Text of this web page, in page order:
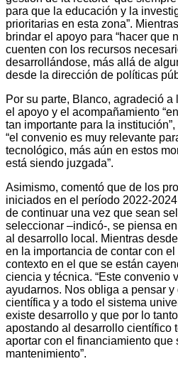
para que la educación y la
prioritarias en esta zona”.
brindar el apoyo para “hacer que
cuenten con los recursos
desarrollándose, más allá de
desde la dirección de políticas
Por su parte, Blanco, agradeció
el apoyo y el acompañamiento
tan importante para la
“el convenio es muy relevante
tecnológico, más aún en estos
está siendo juzgada”.
Asimismo, comentó que de los
iniciados en el período 2022-
de continuar una vez que sean
seleccionar –indicó-, se piensa
al desarrollo local. Mientras
en la importancia de contar con
contexto en el que se están
ciencia y técnica. “Este convenio
ayudarnos. Nos obliga a pensar
científica y a todo el sistema
existe desarrollo y que por lo
apostando al desarrollo científico
aportar con el financiamiento que
mantenimiento”.